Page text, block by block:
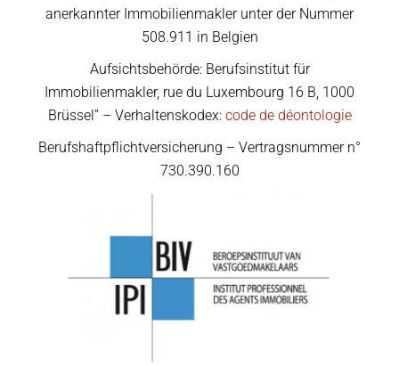
anerkannter Immobilienmakler unter der Nummer
508.911 in Belgien
Aufsichtsbehörde: Berufsinstitut für
Immobilienmakler, rue du Luxembourg 16 B, 1000
Brüssel” – Verhaltenskodex: code de déontologie
Berufshaftpflichtversicherung – Vertragsnummer n°
730.390.160